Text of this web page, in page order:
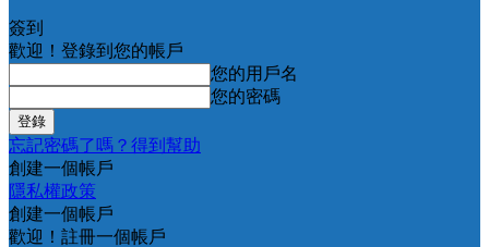
簽到
歡迎！登錄到您的帳戶
您的用戶名
您的密碼
忘記密碼了嗎？得到幫助
創建一個帳戶
隱私權政策
創建一個帳戶
歡迎！註冊一個帳戶